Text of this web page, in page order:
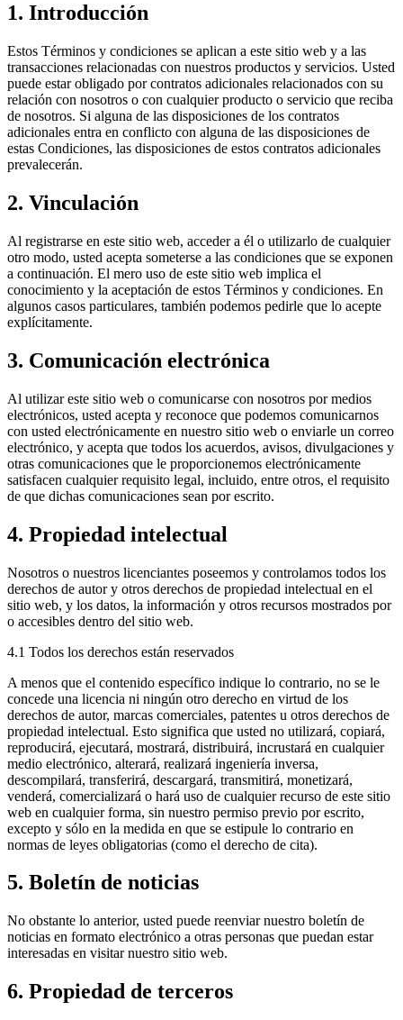
1. Introducción
Estos Términos y condiciones se aplican a este sitio web y a las
transacciones relacionadas con nuestros productos y servicios. Usted
puede estar obligado por contratos adicionales relacionados con su
relación con nosotros o con cualquier producto o servicio que reciba
de nosotros. Si alguna de las disposiciones de los contratos
adicionales entra en conflicto con alguna de las disposiciones de
estas Condiciones, las disposiciones de estos contratos adicionales
prevalecerán.
2. Vinculación
Al registrarse en este sitio web, acceder a él o utilizarlo de cualquier
otro modo, usted acepta someterse a las condiciones que se exponen
a continuación. El mero uso de este sitio web implica el
conocimiento y la aceptación de estos Términos y condiciones. En
algunos casos particulares, también podemos pedirle que lo acepte
explícitamente.
3. Comunicación electrónica
Al utilizar este sitio web o comunicarse con nosotros por medios
electrónicos, usted acepta y reconoce que podemos comunicarnos
con usted electrónicamente en nuestro sitio web o enviarle un correo
electrónico, y acepta que todos los acuerdos, avisos, divulgaciones y
otras comunicaciones que le proporcionemos electrónicamente
satisfacen cualquier requisito legal, incluido, entre otros, el requisito
de que dichas comunicaciones sean por escrito.
4. Propiedad intelectual
Nosotros o nuestros licenciantes poseemos y controlamos todos los
derechos de autor y otros derechos de propiedad intelectual en el
sitio web, y los datos, la información y otros recursos mostrados por
o accesibles dentro del sitio web.
4.1 Todos los derechos están reservados
A menos que el contenido específico indique lo contrario, no se le
concede una licencia ni ningún otro derecho en virtud de los
derechos de autor, marcas comerciales, patentes u otros derechos de
propiedad intelectual. Esto significa que usted no utilizará, copiará,
reproducirá, ejecutará, mostrará, distribuirá, incrustará en cualquier
medio electrónico, alterará, realizará ingeniería inversa,
descompilará, transferirá, descargará, transmitirá, monetizará,
venderá, comercializará o hará uso de cualquier recurso de este sitio
web en cualquier forma, sin nuestro permiso previo por escrito,
excepto y sólo en la medida en que se estipule lo contrario en
normas de leyes obligatorias (como el derecho de cita).
5. Boletín de noticias
No obstante lo anterior, usted puede reenviar nuestro boletín de
noticias en formato electrónico a otras personas que puedan estar
interesadas en visitar nuestro sitio web.
6. Propiedad de terceros